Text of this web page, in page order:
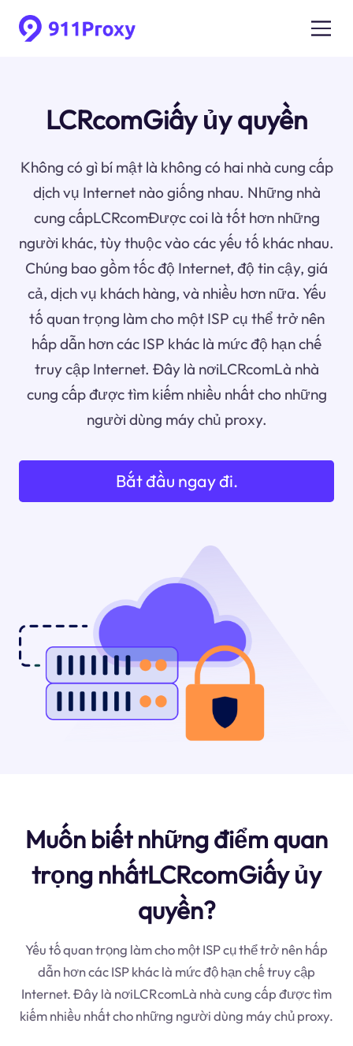
LCRcomGiấy ủy quyền
Không có gì bí mật là không có hai nhà cung cấp
dịch vụ Internet nào giống nhau. Những nhà
cung cấpLCRcomĐược coi là tốt hơn những
người khác, tùy thuộc vào các yếu tố khác nhau.
Chúng bao gồm tốc độ Internet, độ tin cậy, giá
cả, dịch vụ khách hàng, và nhiều hơn nữa. Yếu
tố quan trọng làm cho một ISP cụ thể trở nên
hấp dẫn hơn các ISP khác là mức độ hạn chế
truy cập Internet. Đây là nơiLCRcomLà nhà
cung cấp được tìm kiếm nhiều nhất cho những
người dùng máy chủ proxy.
Bắt đầu ngay đi.
Muốn biết những điểm quan
trọng nhấtLCRcomGiấy ủy
quyền?
Yếu tố quan trọng làm cho một ISP cụ thể trở nên hấp
dẫn hơn các ISP khác là mức độ hạn chế truy cập
Internet. Đây là nơiLCRcomLà nhà cung cấp được tìm
kiếm nhiều nhất cho những người dùng máy chủ proxy.